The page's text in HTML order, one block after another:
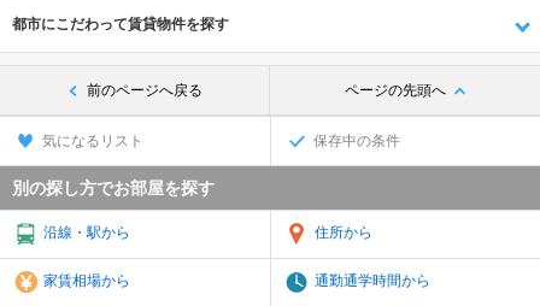
都市にこだわって賃貸物件を探す
前のページへ戻る ページの先頭へ
気になるリスト 保存中の条件
別の探し方でお部屋を探す
沿線・駅から 住所から
家賃相場から 通勤通学時間から